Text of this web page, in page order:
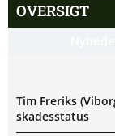
OVERSIGT
Tim Freriks
skadesstatus